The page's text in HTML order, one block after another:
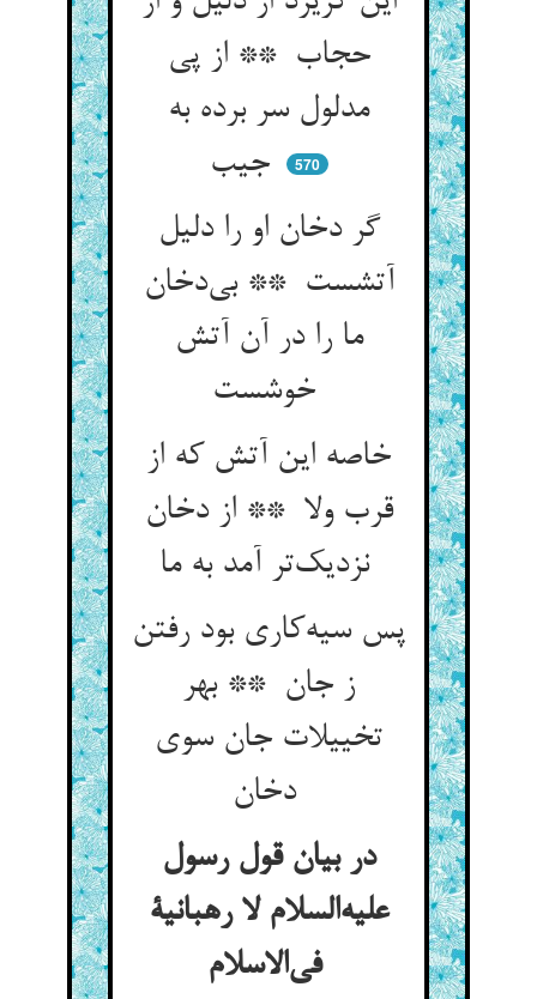
حجاب ** از پی
مدلول سر برده به
جیب
570
گر دخان او را دلیل
آتشست ** بی‌دخان
ما را در آن آتش
خاصه این آتش که از
قرب ولا ** از دخان
نزدیک‌تر آمد به ما
پس سیه‌کاری بود رفتن
ز جان ** بهر
تخییلات جان سوی
دخان
در بیان قول رسول
علیه‌السلام لا رهبانیة
فی‌الاسلام